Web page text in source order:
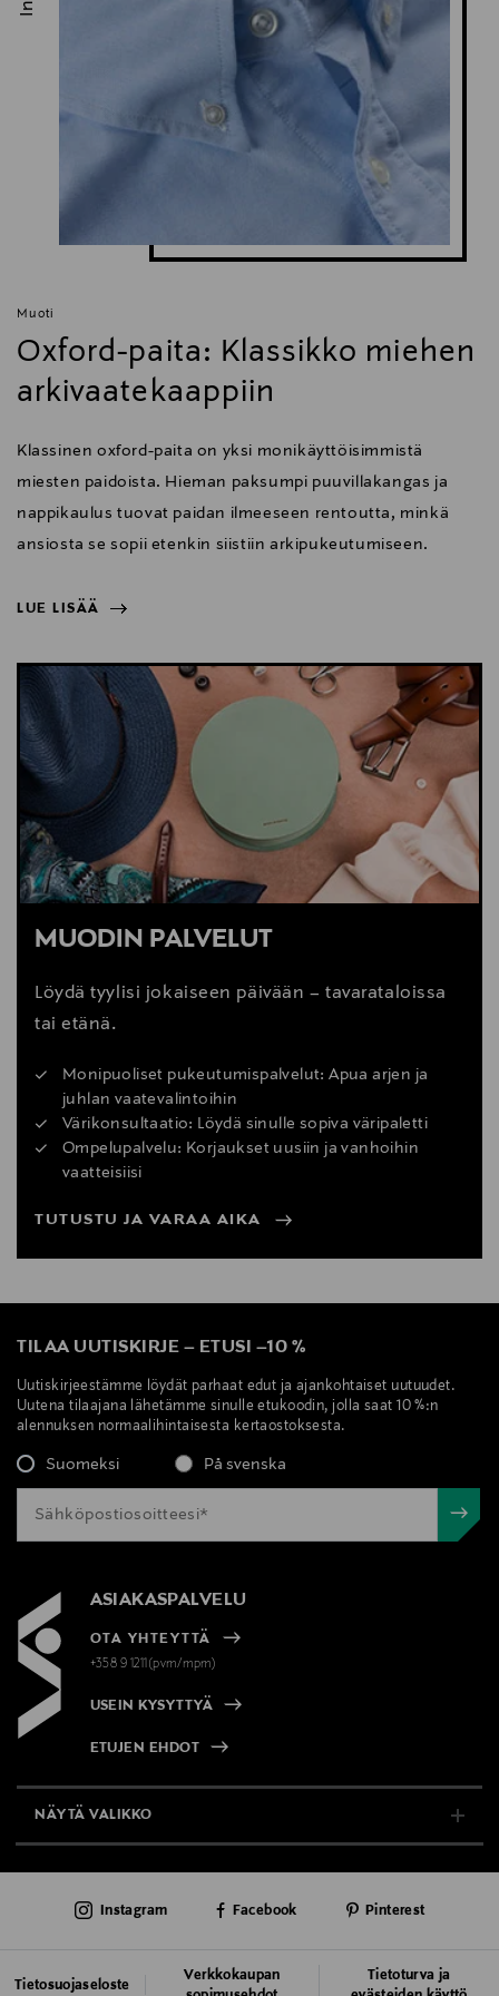
Muoti
Oxford-paita: Klassikko miehen
arkivaatekaappiin
Klassinen oxford-paita on yksi monikäyttöisimmistä
miesten paidoista. Hieman paksumpi puuvillakangas ja
nappikaulus tuovat paidan ilmeeseen rentoutta, minkä
ansiosta se sopii etenkin siistiin arkipukeutumiseen.
LUE LISÄÄ
LUE LISÄÄ
MUODIN PALVELUT
Löydä tyylisi jokaiseen päivään – tavarataloissa
tai etänä.
Monipuoliset pukeutumispalvelut: Apua arjen ja
juhlan vaatevalintoihin
Värikonsultaatio: Löydä sinulle sopiva väripaletti
Ompelupalvelu: Korjaukset uusiin ja vanhoihin
vaatteisiisi
TUTUSTU JA VARAA AIKA
TILAA UUTISKIRJE – ETUSI –10 %
Uutiskirjeestämme löydät parhaat edut ja ajankohtaiset uutuudet.
Uutena tilaajana lähetämme sinulle etukoodin, jolla saat 10 %:n
alennuksen normaalihintaisesta kertaostoksesta.
Suomeksi På svenska
ASIAKASPALVELU
OTA YHTEYTTÄ
+358 9 1211(pvm/mpm)
USEIN KYSYTTYÄ
ETUJEN EHDOT
NÄYTÄ VALIKKO
AJANKOHTAISTA
Tietosuojaseloste
Verkkokaupan
Tietoturva ja
Instagram Facebook Pinterest